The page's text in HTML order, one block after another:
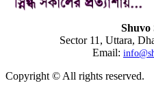
Shuvo
Sector 11, Uttara,
Email:
Copyright © All rights reserved.